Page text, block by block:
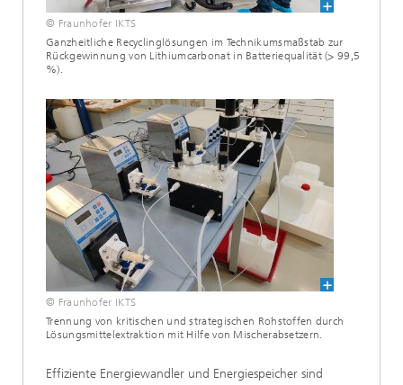
© Fraunhofer IKTS
Ganzheitliche Recyclinglösungen im Technikumsmaßstab zur
Rückgewinnung von Lithiumcarbonat in Batteriequalität (> 99,5
%).
© Fraunhofer IKTS
Trennung von kritischen und strategischen Rohstoffen durch
Lösungsmittelextraktion mit Hilfe von Mischerabsetzern.
Effiziente Energiewandler und Energiespeicher sind